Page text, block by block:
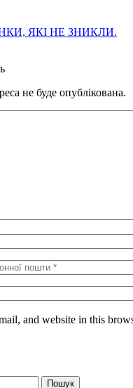
ЯКІ НЕ ЗНИКЛИ.
не буде опублікована.
and website in this